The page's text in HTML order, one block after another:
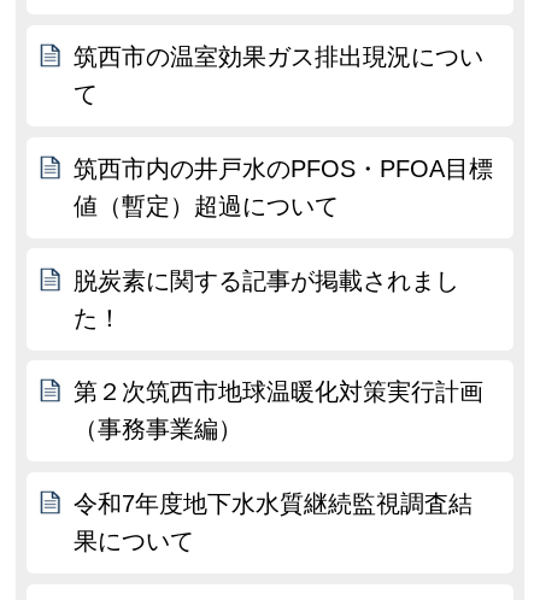
筑西市の温室効果ガス排出現況につい
て
筑西市内の井戸水のPFOS・PFOA目標
値（暫定）超過について
脱炭素に関する記事が掲載されまし
た！
第２次筑西市地球温暖化対策実行計画
（事務事業編）
令和7年度地下水水質継続監視調査結
果について